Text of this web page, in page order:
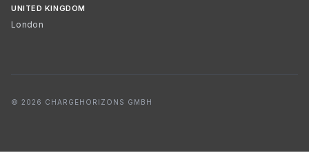
UNITED KINGDOM
London
© 2026 CHARGEHORIZONS GMBH